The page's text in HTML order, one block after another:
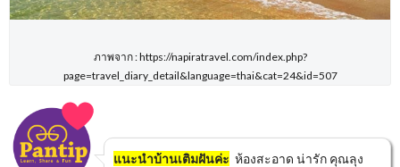
ภาพจาก : https://napiratravel.com/index.php?
page=travel_diary_detail&language=thai&cat=24&id=507
แนะนำบ้านเติมฝันค่ะ ห้องสะอาด น่ารัก คุณลุง